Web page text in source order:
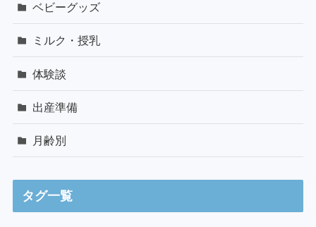
ベビーグッズ
ミルク・授乳
体験談
出産準備
月齢別
タグ一覧